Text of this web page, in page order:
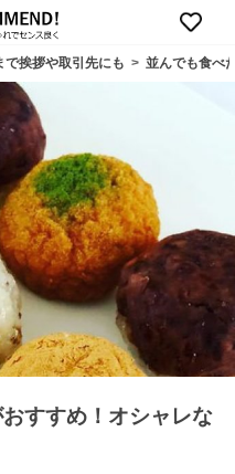
挨拶や取引先にも > 並んでも食べ
すすめ！オシャレな